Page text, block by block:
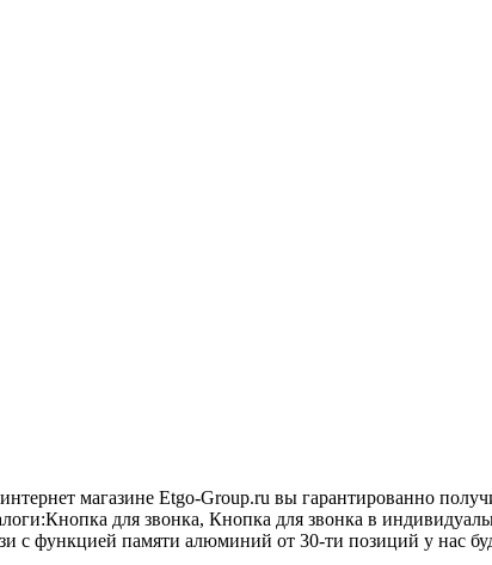
магазине Etgo-Group.ru вы гарантированно
для звонка, Кнопка для звонка в
функцией памяти алюминий от 30-ти позиций у нас